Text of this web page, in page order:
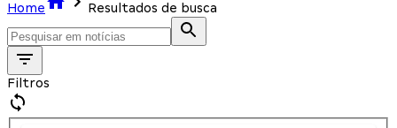
Home
Resultados de busca
Filtros